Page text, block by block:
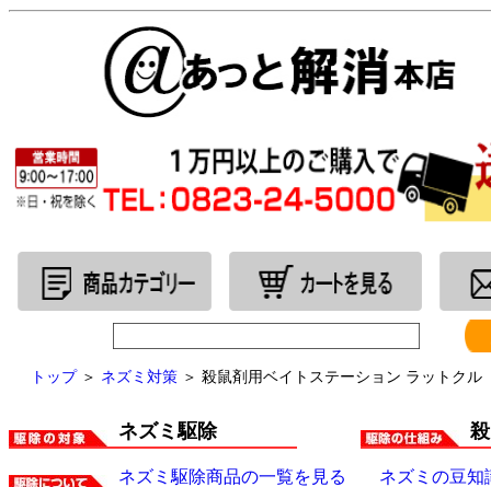
トップ＞ ネズミ対策 ＞ 殺鼠剤用ベイトステーション ラットクル
ネズミ駆除
ネズミ駆除商品の一覧を見る ネズミの豆知